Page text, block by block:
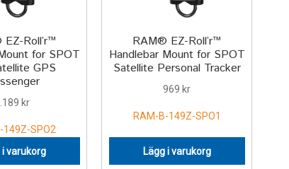
Roll’r™
for SPOT
GPS
kr
149Z-SPO2
i varukorg
RAM® EZ-Roll’r™
Handlebar Mount for SPOT
Satellite Personal Tracker
969 kr
RAM-B-149Z-SPO1
Lägg i varukorg